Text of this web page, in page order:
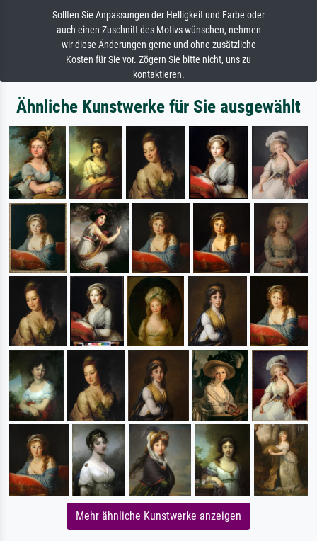
Sollten Sie Anpassungen der Helligkeit und Farbe oder
auch einen Zuschnitt des Motivs wünschen, nehmen
wir diese Änderungen gerne und ohne zusätzliche
Kosten für Sie vor. Zögern Sie bitte nicht, uns zu
kontaktieren.
Ähnliche Kunstwerke für Sie ausgewählt
Mehr ähnliche Kunstwerke anzeigen